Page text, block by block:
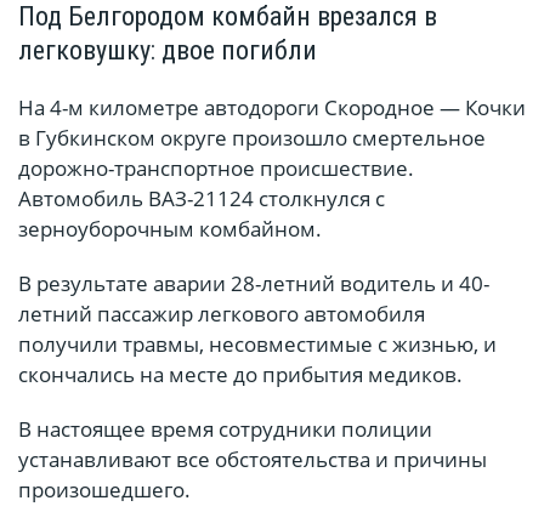
Под Белгородом комбайн врезался в
легковушку: двое погибли
На 4-м километре автодороги Скородное — Кочки
в Губкинском округе произошло смертельное
дорожно-транспортное происшествие.
Автомобиль ВАЗ-21124 столкнулся с
зерноуборочным комбайном.
В результате аварии 28-летний водитель и 40-
летний пассажир легкового автомобиля
получили травмы, несовместимые с жизнью, и
скончались на месте до прибытия медиков.
В настоящее время сотрудники полиции
устанавливают все обстоятельства и причины
произошедшего.